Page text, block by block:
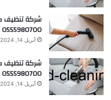
شركة تنظيف
0555980700 – خصم30%
أبريل 14, 2024
شركة
0555980700 – خصم30%
أبريل 14, 2024